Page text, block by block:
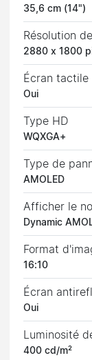
35,6 cm (14")
Résolution
2880 x 1800
Écran tactile
Oui
Type HD
WQXGA+
Type de
AMOLED
Afficher le
Dynamic
Format
16:10
Écran
Oui
Luminosité
400 cd/m²